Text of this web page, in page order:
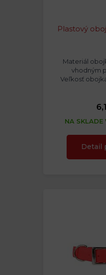
Plastový
Materiál
vhodným
Veľkosť
NA SKLADE
Detail